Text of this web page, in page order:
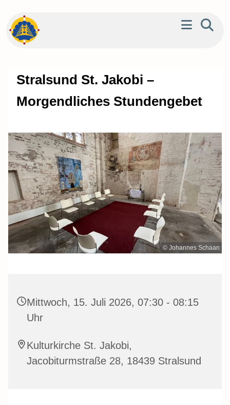
Stralsund St. Jakobi –
Morgendliches Stundengebet
© Johannes Schaan
Mittwoch, 15. Juli 2026, 07:30 - 08:15
Uhr
Kulturkirche St. Jakobi,
Jacobiturmstraße 28, 18439 Stralsund